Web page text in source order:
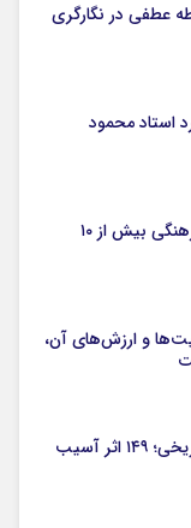
عطفی در نگارگری
استاد محمود
خسارت ۱۴۹ اثر تاریخی و فرهنگی بیش از ۱۰
و ارزش‌های آن،
زخم جنگ بر پیکر میراث تاریخی؛ ۱۴۹ اثر آسیب